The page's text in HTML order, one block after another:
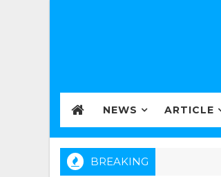
NEWS ARTICLE
BREAKING